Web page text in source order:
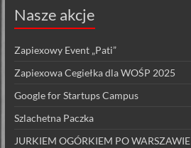
Nasze akcje
Zapiexowy Event „Pati”
Zapiexowa Cegiełka dla WOŚP 2025
Google for Startups Campus
Szlachetna Paczka
JURKIEM OGÓRKIEM PO WARSZAWIE